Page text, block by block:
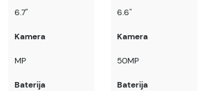
6.7"
Kamera
MP
Baterija
6.6"
Kamera
50MP
Baterija